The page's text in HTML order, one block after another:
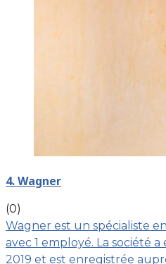
4. Wagner
(0)
Wagner est un spécialiste
avec 1 employé. La société
2019 et est enregistrée